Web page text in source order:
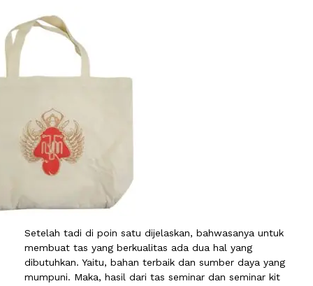
Setelah tadi di poin satu dijelaskan, bahwasanya untuk
membuat tas yang berkualitas ada dua hal yang
dibutuhkan. Yaitu, bahan terbaik dan sumber daya yang
mumpuni. Maka, hasil dari tas seminar dan seminar kit